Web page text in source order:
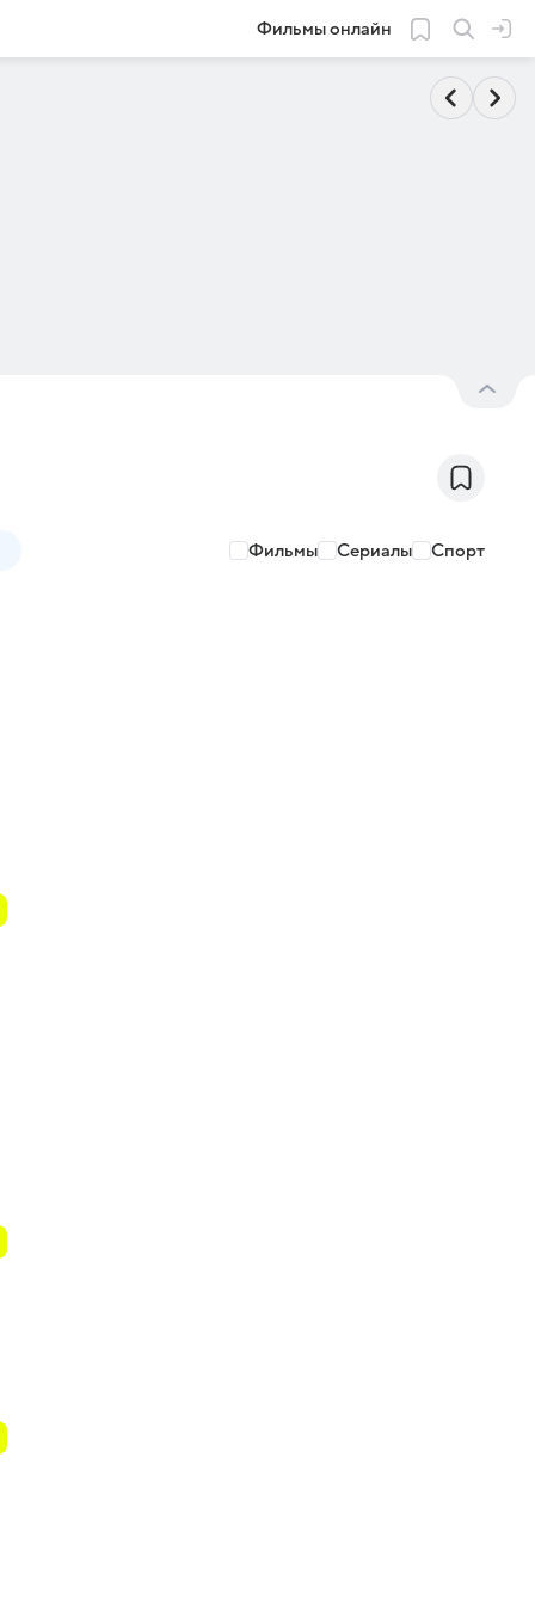
Фильмы онлайн
Фильмы Сериалы Спорт